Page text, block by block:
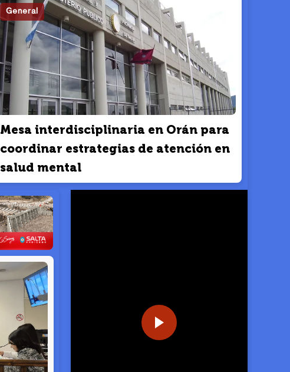
General
Mesa interdisciplinaria en Orán para
coordinar estrategias de atención en
salud mental